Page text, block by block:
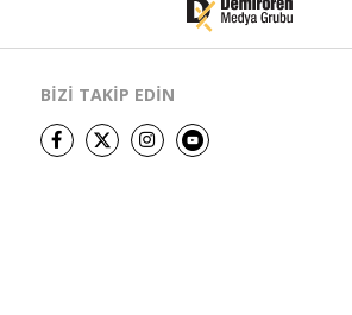
BİZİ TAKİP EDİN